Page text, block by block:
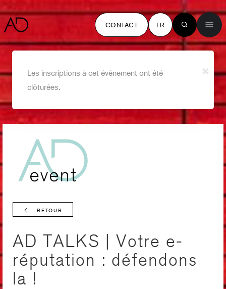
×
Les inscriptions à cet événement ont été
clôturées.
CONTACT FR
RETOUR
AD TALKS | Votre e-
réputation : défendons
la !